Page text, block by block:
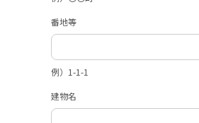
番地等
例）1-1-1
建物名